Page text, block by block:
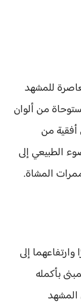
للمشهد
من ألوان
أفقية من
الطبيعي إلى
المشاة.
يصل طولهما إلى 115 مترًا وارتفاعهما إلى
بأكمله
المشهد